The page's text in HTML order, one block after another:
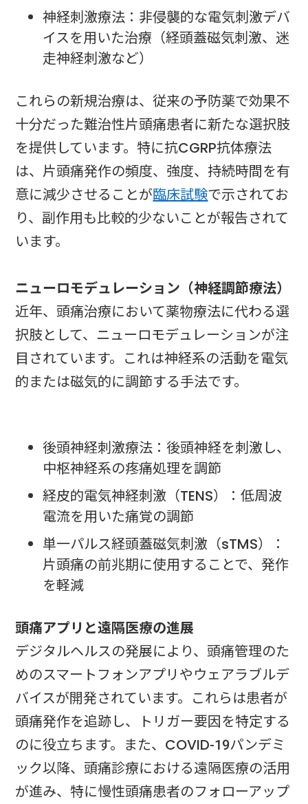
神経刺激療法：非侵襲的な電気刺激デバ
イスを用いた治療（経頭蓋磁気刺激、迷
走神経刺激など）
これらの新規治療は、従来の予防薬で効果不
十分だった難治性片頭痛患者に新たな選択肢
を提供しています。特に抗CGRP抗体療法
は、片頭痛発作の頻度、強度、持続時間を有
意に減少させることが臨床試験で示されてお
り、副作用も比較的少ないことが報告されて
います。
ニューロモデュレーション（神経調節療法）
近年、頭痛治療において薬物療法に代わる選
択肢として、ニューロモデュレーションが注
目されています。これは神経系の活動を電気
的または磁気的に調節する手法です。
後頭神経刺激療法：後頭神経を刺激し、
中枢神経系の疼痛処理を調節
経皮的電気神経刺激（TENS）：低周波
電流を用いた痛覚の調節
単一パルス経頭蓋磁気刺激（sTMS）：
片頭痛の前兆期に使用することで、発作
を軽減
頭痛アプリと遠隔医療の進展
デジタルヘルスの発展により、頭痛管理のた
めのスマートフォンアプリやウェアラブルデ
バイスが開発されています。これらは患者が
頭痛発作を追跡し、トリガー要因を特定する
のに役立ちます。また、COVID-19パンデミ
ック以降、頭痛診療における遠隔医療の活用
が進み、特に慢性頭痛患者のフォローアップ